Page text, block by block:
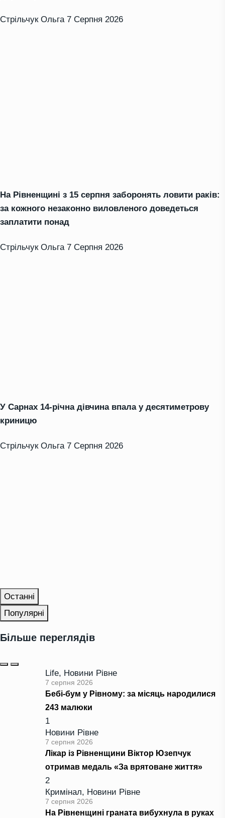
Стрільчук Ольга 7 Серпня 2026
На Рівненщині з 15 серпня заборонять ловити раків:
за кожного незаконно виловленого доведеться
заплатити понад
Стрільчук Ольга 7 Серпня 2026
У Сарнах 14-річна дівчина впала у десятиметрову
криницю
Стрільчук Ольга 7 Серпня 2026
Останні
Популярні
Більше переглядів
Life, Новини Рівне
7 серпня 2026
Бебі-бум у Рівному: за місяць народилися
243 малюки
1
Новини Рівне
7 серпня 2026
Лікар із Рівненщини Віктор Юзепчук
отримав медаль «За врятоване життя»
2
Кримінал, Новини Рівне
7 серпня 2026
На Рівненщині граната вибухнула в руках